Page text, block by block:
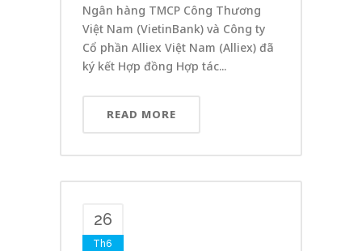
Ngân hàng TMCP Công Thương
Việt Nam (VietinBank) và Công ty
Cổ phần Alliex Việt Nam (Alliex) đã
ký kết Hợp đồng Hợp tác...
READ MORE
26
Th6